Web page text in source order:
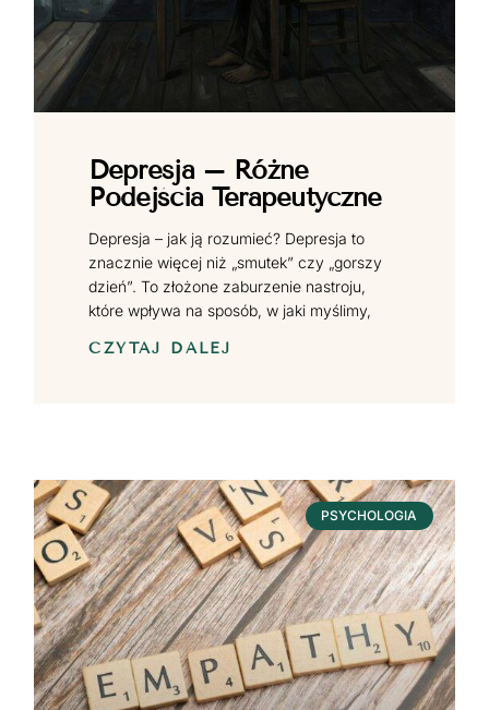
Depresja – Różne
Podejścia Terapeutyczne
Depresja – jak ją rozumieć? Depresja to
znacznie więcej niż „smutek” czy „gorszy
dzień”. To złożone zaburzenie nastroju,
które wpływa na sposób, w jaki myślimy,
CZYTAJ DALEJ
PSYCHOLOGIA